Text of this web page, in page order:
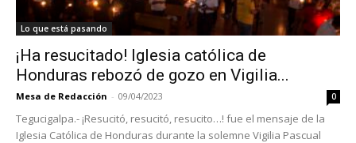
Lo que está pasando
¡Ha resucitado! Iglesia católica de
Honduras rebozó de gozo en Vigilia...
Mesa de Redacción - 09/04/2023 0
Tegucigalpa.- ¡Resucitó, resucitó, resucito…! fue el mensaje de la
Iglesia Católica de Honduras durante la solemne Vigilia Pascual